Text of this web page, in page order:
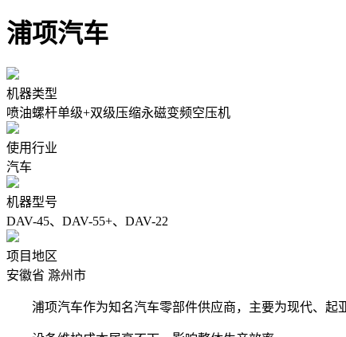
浦项汽车
机器类型
喷油螺杆单级+双级压缩永磁变频空压机
使用行业
汽车
机器型号
DAV-45、DAV-55+、DAV-22
项目地区
安徽省 滁州市
浦项汽车作为知名汽车零部件供应商，主要为现代、起